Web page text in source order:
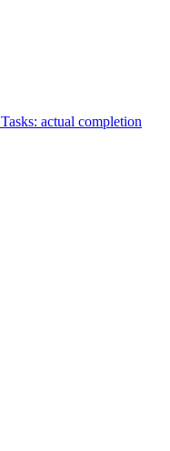
Tasks: actual completion